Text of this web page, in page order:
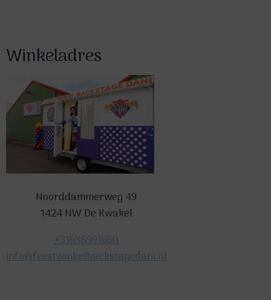
Winkeladres
Noorddammerweg 49
1424 NW De Kwakel
+31638991660
info@feestwinkelbackstagedani.nl